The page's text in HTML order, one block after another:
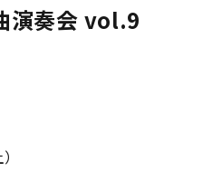
演奏会 vol.9